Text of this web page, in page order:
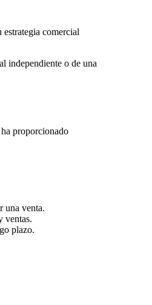
estrategia comercial
independiente o de una
proporcionado
una venta.
ventas.
plazo.